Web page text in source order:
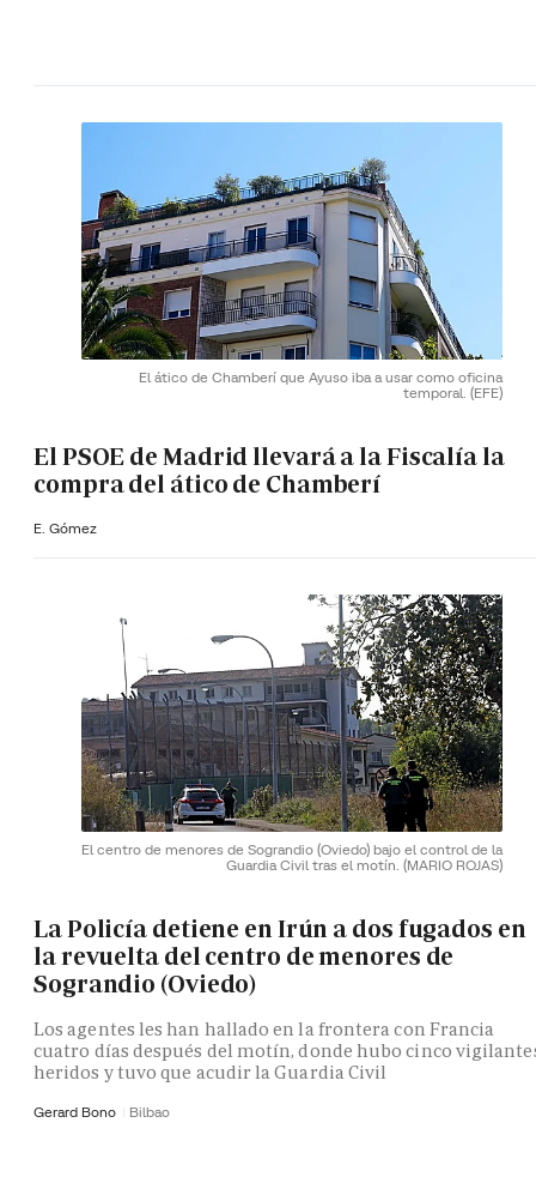
El ático de Chamberí que Ayuso iba a usar como oficina
temporal. (EFE)
El PSOE de Madrid llevará a la Fiscalía la
compra del ático de Chamberí
E. Gómez
El centro de menores de Sograndio (Oviedo) bajo el control de la
Guardia Civil tras el motín. (MARIO ROJAS)
La Policía detiene en Irún a dos fugados en
la revuelta del centro de menores de
Sograndio (Oviedo)
Los agentes les han hallado en la frontera con Francia
cuatro días después del motín, donde hubo cinco
heridos y tuvo que acudir la Guardia Civil
Gerard Bono Bilbao